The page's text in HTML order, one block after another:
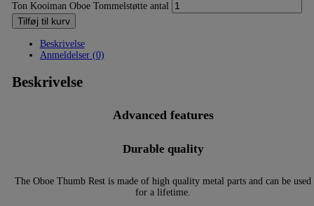
Ton Kooiman Oboe Tommelstøtte antal
Tilføj til kurv
Beskrivelse
Anmeldelser (0)
Beskrivelse
Advanced features
Durable quality
The Oboe Thumb Rest is made of high quality metal parts and can be used
for a lifetime.